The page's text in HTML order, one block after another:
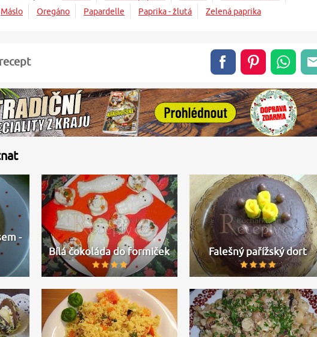
Máslo Oregáno Papardelle Paprika - žlutá Zelená paprika
-
Bílá čokoláda do formiček Falešný pařížský dort